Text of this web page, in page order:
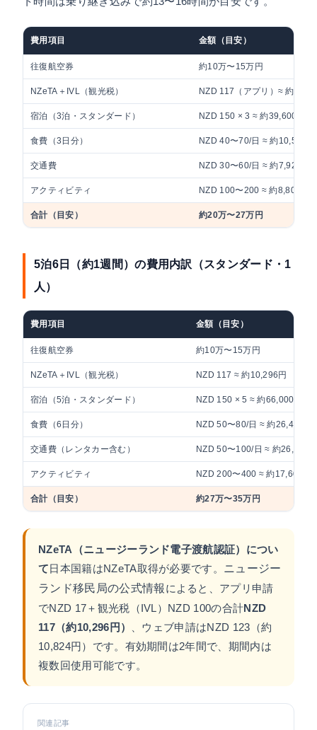
費用項目 金額（目安）
往復航空券 約10万〜15万円
NZeTA＋IVL（観光税） NZD 117（アプリ）≈ 約
宿泊（3泊・スタンダード） NZD 150 × 3 ≈ 約39,600円
食費（3日分） NZD 40〜70/日 ≈ 約10,560
交通費 NZD 30〜60/日 ≈ 約7,920〜
アクティビティ NZD 100〜200 ≈ 約8,800〜
合計（目安） 約20万〜27万円
5泊6日（約1週間）の費用内訳（スタンダード・1
人）
費用項目 金額（目安）
往復航空券 約10万〜15万円
NZeTA＋IVL（観光税） NZD 117 ≈ 約10,296円
宿泊（5泊・スタンダード） NZD 150 × 5 ≈ 約66,000円
食費（6日分） NZD 50〜80/日 ≈ 約26,400〜
交通費（レンタカー含む） NZD 50〜100/日 ≈ 約26,400
アクティビティ NZD 200〜400 ≈ 約17,600〜
合計（目安） 約27万〜35万円
NZeTA（ニュージーランド電子渡航認証）につい
て 日本国籍はNZeTA取得が必要です。 ニュージー
ランド移民局の公式情報 によると、アプリ申請
でNZD 17＋観光税（IVL）NZD 100の合計NZD
117（約10,296円）
、ウェブ申請はNZD 123（約
10,824円）です。有効期間は2年間で、期間内は
複数回使用可能です。
関連記事